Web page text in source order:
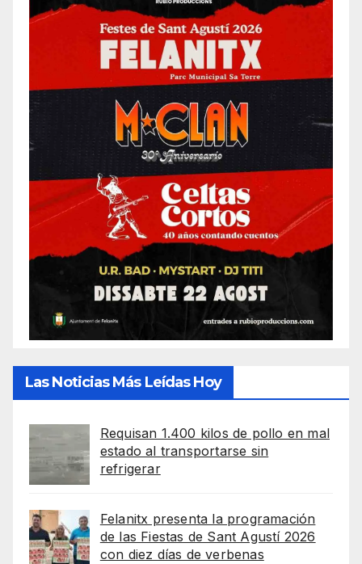
Las Noticias Más Leídas Hoy
Requisan 1.400 kilos de pollo en mal
estado al transportarse sin
refrigerar
Felanitx presenta la programación
de las Fiestas de Sant Agustí 2026
con diez días de verbenas